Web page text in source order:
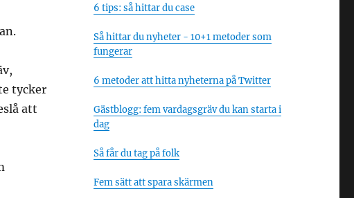
tycker
att
6 tips: så hittar du case
Så hittar du nyheter - 10+1 metoder som
fungerar
6 metoder att hitta nyheterna på Twitter
Gästblogg: fem vardagsgräv du kan starta i
dag
Så får du tag på folk
Fem sätt att spara skärmen